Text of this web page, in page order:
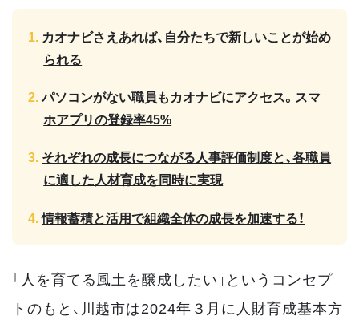
カオナビさえあれば、自分たちで新しいことが始め
られる
パソコンがない職員もカオナビにアクセス。スマ
ホアプリの登録率45%
それぞれの成長につながる人事評価制度と、各職員
に適した人材育成を同時に実現
情報蓄積と活用で組織全体の成長を加速する！
「人を育てる風土を醸成したい」というコンセプ
トのもと、川越市は2024年３月に人財育成基本方